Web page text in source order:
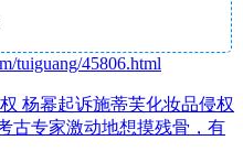
tuiguang/45806.html
杨幂起诉施蒂芙化妆品侵权
古专家激动地想摸残骨，有